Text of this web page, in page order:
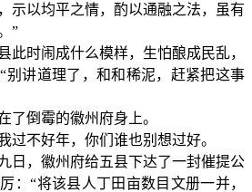
示以均平之情，酌以通融之法，虽有
”
此时闹成什么模样，生怕酿成民乱，
别讲道理了，和和稀泥，赶紧把这事
了倒霉的徽州府身上。
过不好年，你们谁也别想过好。
日，徽州府给五县下达了一封催提公
：“将该县人丁田亩数目文册一并，